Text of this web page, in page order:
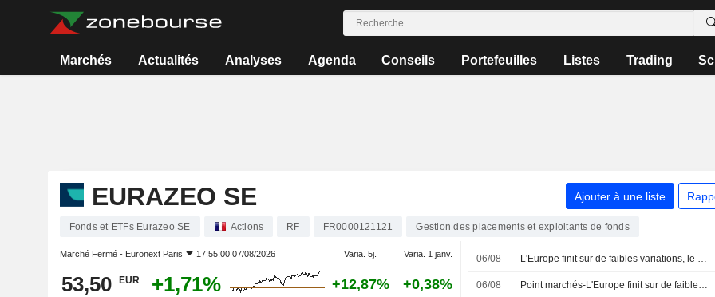
Marchés Actualités Analyses Agenda Conseils Portefeuilles Listes Trading
EURAZEO SE Ajouter à une liste
Fonds et ETFs Eurazeo SE Actions RF FR0000121121 Gestion des placements et exploitants de fonds
Marché Fermé - Euronext Paris 17:55:00 07/08/2026 Varia. 5j. Varia. 1 janv.
53,50 EUR +1,71% +12,87% +0,38%
06/08 L'Europe finit sur de faibles variations, le Moyen-Orient inquiète de nouveau
06/08 Point marchés-L'Europe finit sur de faibles variations, le Moyen-Orient inquiète de nouveau